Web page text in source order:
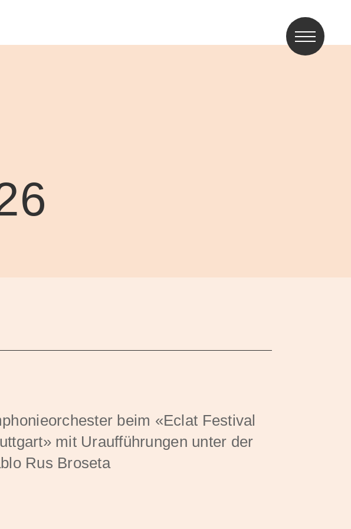
beim «Eclat Festival
mit Uraufführungen unter der
Rus Broseta